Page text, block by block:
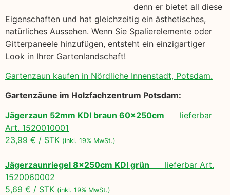
denn er bietet all diese
Eigenschaften und hat gleichzeitig ein ästhetisches,
natürliches Aussehen. Wenn Sie Spalierelemente oder
Gitterpaneele hinzufügen, entsteht ein einzigartiger
Look in Ihrer Gartenlandschaft!
Gartenzaun kaufen in Nördliche Innenstadt, Potsdam.
Gartenzäune im Holzfachzentrum Potsdam:
Jägerzaun 52mm KDI braun 60x250cm lieferbar
Art. 1520010001
23,99 € / STK (inkl. 19% MwSt.)
Jägerzaunriegel 8x250cm KDI grün lieferbar Art.
1520060002
5,69 € / STK (inkl. 19% MwSt.)